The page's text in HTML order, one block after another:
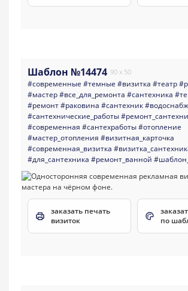
Шаблон №14474 90 x 50
#современные #темные #визитка #театр
#мастер#все_для_ремонта #сантехника
#ремонт#раковина #сантехник
#сантехнические_работы
#современная #сантехработы#отопление
#мастер_отопления #визитная_карточка
#современная_визитка
#для_сантехника #ремонт_ванной
заказать печать
визиток
по